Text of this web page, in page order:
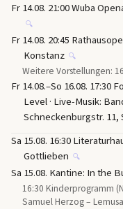
Fr 14.08. 21:00 Wuba
🔍
Fr 14.08. 20:45
Konstanz 🔍
Weitere Vorstellungen:
Fr 14.08.–So 16.08. 17:30
Level · Live-Musik:
Schneckenburgstr.
Sa 15.08. 16:30
Gottlieben 🔍
Sa 15.08. Kantine: In the
16:30 Kinderprogramm
Samuel Herzog –